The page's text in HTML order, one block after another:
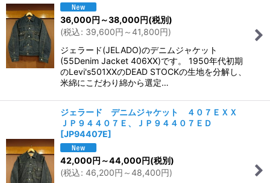
36,000円 ～38,000円(税別)
(税込: 39,600円 ～41,800円)
ジェラード(JELADO)のデニムジャケット
(55Denim Jacket 406XX)です。 1950年代初期
のLevi's501XXのDEAD STOCKの生地を分解し、
米綿にこだわり綿から選定…
ジェラード デニムジャケット ４０７ＥＸＸ
ＪＰ９４４０７Ｅ、ＪＰ９４４０７ＥＤ
[JP94407E]
42,000円 ～44,000円(税別)
(税込: 46,200円 ～48,400円)